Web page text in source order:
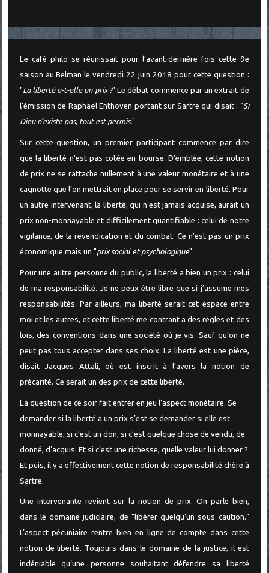
Le café philo se réunissait pour l’avant-dernière fois cette 9e
saison au Belman le vendredi 22 juin 2018 pour cette question :
"La liberté a-t-elle un prix ?" Le débat commence par un extrait de
l’émission de Raphaël Enthoven portant sur Sartre qui disait : "Si
Dieu n’existe pas, tout est permis."
Sur cette question, un premier participant commence par dire
que la liberté n’est pas cotée en bourse. D’emblée, cette notion
de prix ne se rattache nullement à une valeur monétaire et à une
cagnotte que l’on mettrait en place pour se servir en liberté. Pour
un autre intervenant, la liberté, qui n’est jamais acquise, aurait un
prix non-monnayable et difficilement quantifiable : celui de notre
vigilance, de la revendication et du combat. Ce n’est pas un prix
économique mais un "prix social et psychologique".
Pour une autre personne du public, la liberté a bien un prix : celui
de ma responsabilité. Je ne peux être libre que si j’assume mes
responsabilités. Par ailleurs, ma liberté serait cet espace entre
moi et les autres, et cette liberté me contrant a des règles et des
lois, des conventions dans une société où je vis. Sauf qu’on ne
peut pas tous accepter dans ses choix. La liberté est une pièce,
disait Jacques Attali, où est inscrit à l’avers la notion de
précarité. Ce serait un des prix de cette liberté.
La question de ce soir fait entrer en jeu l’aspect monétaire. Se
demander si la liberté a un prix s’est se demander si elle est
monnayable, si c’est un don, si c’est quelque chose de vendu, de
donné, d’acquis. Et si c’est une richesse, quelle valeur lui donner ?
Et puis, il y a effectivement cette notion de responsabilité chère à
Sartre.
Une intervenante revient sur la notion de prix. On parle bien,
dans le domaine judiciaire, de "libérer quelqu’un sous caution."
L’aspect pécuniaire rentre bien en ligne de compte dans cette
notion de liberté. Toujours dans le domaine de la justice, il est
indéniable qu’une personne souhaitant défendre sa liberté